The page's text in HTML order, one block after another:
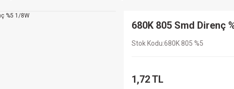
680K 805 Smd Direnç
Stok Kodu 680K 805 %5
1,72 TL